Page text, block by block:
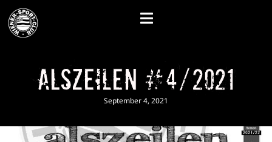
alszeilen #4/2021
September 4, 2021